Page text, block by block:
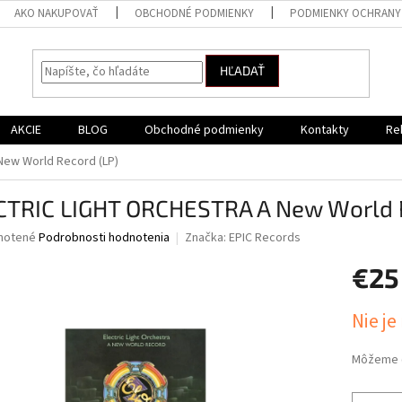
AKO NAKUPOVAŤ OBCHODNÉ PODMIENKY PODMIENKY OCHRANY
HĽADAŤ
AKCIE BLOG Obchodné podmienky Kontakty
World Record (LP)
LIGHT ORCHESTRA A New
Podrobnosti hodnotenia Značka: EPIC Records
€25
cena:
Nie